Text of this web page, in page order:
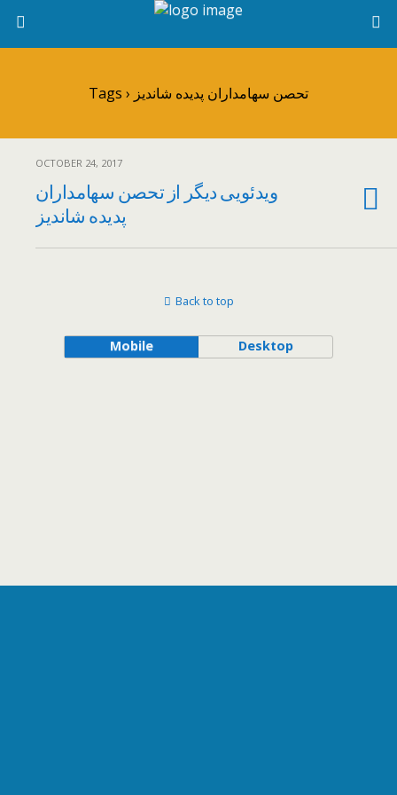
Tags › تحصن سهامداران پدیده شاندیز
OCTOBER 24, 2017
ویدئویی دیگر از تحصن سهامداران
پدیده شاندیز
Back to top
Mobile Desktop